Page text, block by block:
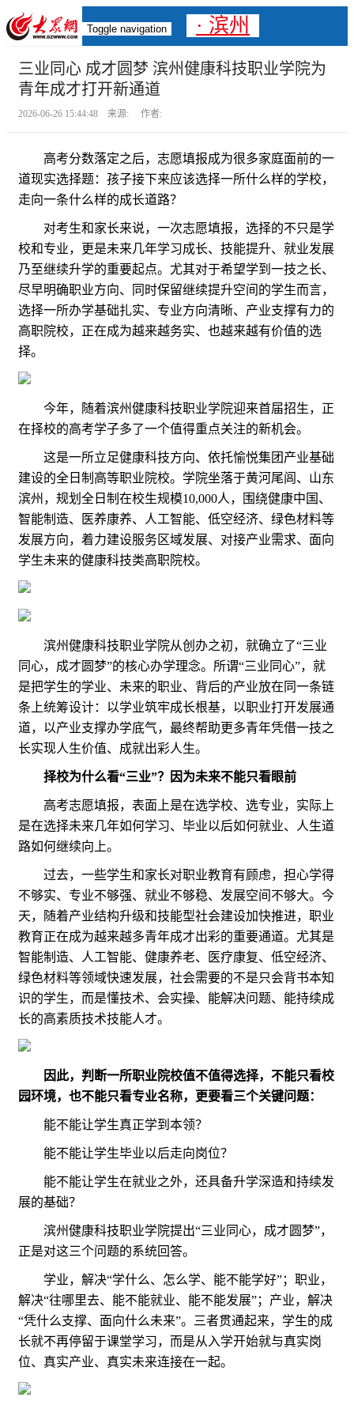
Toggle navigation · 滨州
三业同心 成才圆梦 滨州健康科技职业学院为
青年成才打开新通道
2026-06-26 15:44:48 来源: 作者:
高考分数落定之后，志愿填报成为很多家庭面前的一
道现实选择题：孩子接下来应该选择一所什么样的学校，
走向一条什么样的成长道路？
对考生和家长来说，一次志愿填报，选择的不只是学
校和专业，更是未来几年学习成长、技能提升、就业发展
乃至继续升学的重要起点。尤其对于希望学到一技之长、
尽早明确职业方向、同时保留继续提升空间的学生而言，
选择一所办学基础扎实、专业方向清晰、产业支撑有力的
高职院校，正在成为越来越务实、也越来越有价值的选
择。
今年，随着滨州健康科技职业学院迎来首届招生，正
在择校的高考学子多了一个值得重点关注的新机会。
这是一所立足健康科技方向、依托愉悦集团产业基础
建设的全日制高等职业院校。学院坐落于黄河尾闾、山东
滨州，规划全日制在校生规模10,000人，围绕健康中国、
智能制造、医养康养、人工智能、低空经济、绿色材料等
发展方向，着力建设服务区域发展、对接产业需求、面向
学生未来的健康科技类高职院校。
滨州健康科技职业学院从创办之初，就确立了“三业
同心，成才圆梦”的核心办学理念。所谓“三业同心”，就
是把学生的学业、未来的职业、背后的产业放在同一条链
条上统筹设计：以学业筑牢成长根基，以职业打开发展通
道，以产业支撑办学底气，最终帮助更多青年凭借一技之
长实现人生价值、成就出彩人生。
择校为什么看“三业”？因为未来不能只看眼前
高考志愿填报，表面上是在选学校、选专业，实际上
是在选择未来几年如何学习、毕业以后如何就业、人生道
路如何继续向上。
过去，一些学生和家长对职业教育有顾虑，担心学得
不够实、专业不够强、就业不够稳、发展空间不够大。今
天，随着产业结构升级和技能型社会建设加快推进，职业
教育正在成为越来越多青年成才出彩的重要通道。尤其是
智能制造、人工智能、健康养老、医疗康复、低空经济、
绿色材料等领域快速发展，社会需要的不是只会背书本知
识的学生，而是懂技术、会实操、能解决问题、能持续成
长的高素质技术技能人才。
因此，判断一所职业院校值不值得选择，不能只看校
园环境，也不能只看专业名称，更要看三个关键问题：
能不能让学生真正学到本领？
能不能让学生毕业以后走向岗位？
能不能让学生在就业之外，还具备升学深造和持续发
展的基础？
滨州健康科技职业学院提出“三业同心，成才圆梦”，
正是对这三个问题的系统回答。
学业，解决“学什么、怎么学、能不能学好”；职业，
解决“往哪里去、能不能就业、能不能发展”；产业，解决
“凭什么支撑、面向什么未来”。三者贯通起来，学生的成
长就不再停留于课堂学习，而是从入学开始就与真实岗
位、真实产业、真实未来连接在一起。